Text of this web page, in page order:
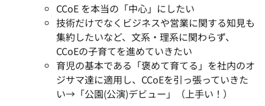
CCoE を本当の「中心」にしたい
技術だけでなくビジネスや営業に関する知見も
集約したいなど、文系・理系に関わらず、
CCoEの子育てを進めていきたい
育児の基本である「褒めて育てる」を社内のオ
ジサマ達に適用し、CCoEを引っ張っていきた
い→「公園(公演)デビュー」（上手い！）